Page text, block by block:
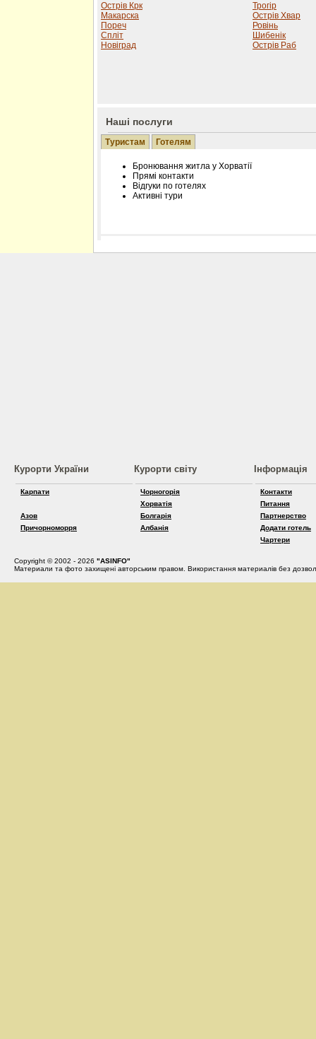
Острів Крк
Макарска
Пореч
Спліт
Новіград
Трогір
Острів Хвар
Ровінь
Шибенік
Острів Раб
Наші послуги
Туристам Готелям
Бронювання житла у Хорватії
Прямі контакти
Відгуки по готелях
Активні тури
Розміщення інформації про готель на
Курорти України
Карпати
Азов
Причорноморря
Курорти світу
Чорногорія
Хорватія
Болгарія
Албанія
Інформація
Контакти
Питання
Партнерство
Додати готель
Чартери
Copyright © 2002 - 2026 "ASINFO"
Материали та фото захищені авторським правом. Використання материалів без